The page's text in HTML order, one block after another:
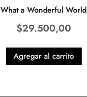
What a Wonderful World
$29.500,00
Agregar al carrito